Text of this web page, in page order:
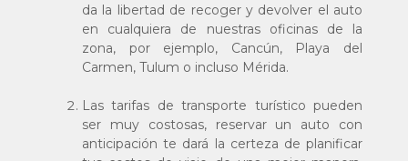
da la libertad de recoger y devolver el auto
en cualquiera de nuestras oficinas de la
zona, por ejemplo, Cancún, Playa del
Carmen, Tulum o incluso Mérida.
Las tarifas de transporte turístico pueden
ser muy costosas, reservar un auto con
anticipación te dará la certeza de planificar